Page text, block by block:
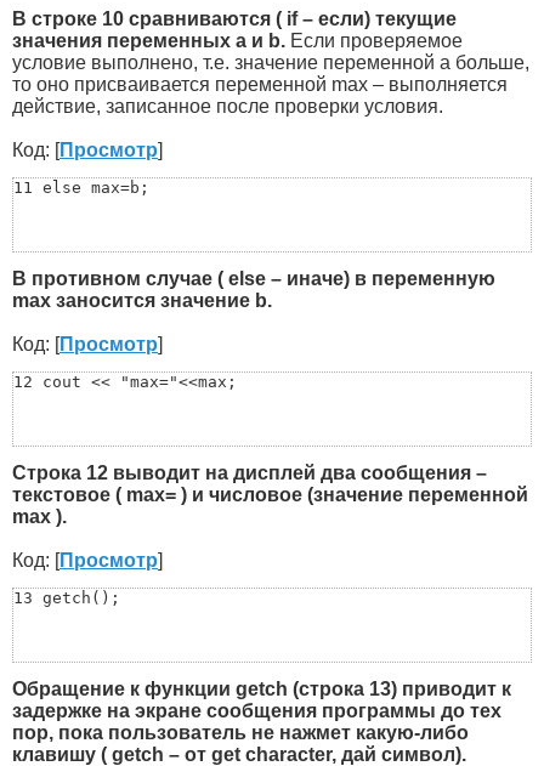
В строке 10 сравниваются ( if – если) текущие
значения переменных a и b. Если проверяемое
условие выполнено, т.е. значение переменной a больше,
то оно присваивается переменной max – выполняется
действие, записанное после проверки условия.
Код: [Просмотр]
11 else max=b;
В противном случае ( else – иначе) в переменную
max заносится значение b.
Код: [Просмотр]
12 cout << "max="<<max;
Строка 12 выводит на дисплей два сообщения –
текстовое ( max= ) и числовое (значение переменной
max ).
Код: [Просмотр]
13 getch();
Обращение к функции getch (строка 13) приводит к
задержке на экране сообщения программы до тех
пор, пока пользователь не нажмет какую-либо
клавишу ( getch – от get character, дай символ).